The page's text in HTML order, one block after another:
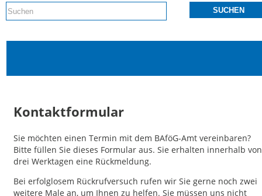
Kontaktformular
Sie möchten einen Termin mit dem BAföG-Amt vereinbaren?
Bitte füllen Sie dieses Formular aus. Sie erhalten innerhalb von
drei Werktagen eine Rückmeldung.
Bei erfolglosem Rückrufversuch rufen wir Sie gerne noch zwei
weitere Male an, um Ihnen zu helfen. Sie müssen uns nicht